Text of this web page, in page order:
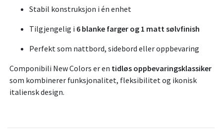
Stabil konstruksjon i én enhet
Tilgjengelig i 6 blanke farger og 1 matt sølvfinish
Perfekt som nattbord, sidebord eller oppbevaring
Componibili New Colors er en tidløs oppbevaringsklassiker
som kombinerer funksjonalitet, fleksibilitet og ikonisk
italiensk design.